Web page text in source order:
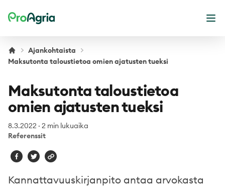
ProAgria
Ajankohtaista
Maksutonta taloustietoa omien ajatusten tueksi
Maksutonta taloustietoa
omien ajatusten tueksi
8.3.2022 · 2 min lukuaika
Referenssit
Kannattavuuskirjanpito antaa arvokasta